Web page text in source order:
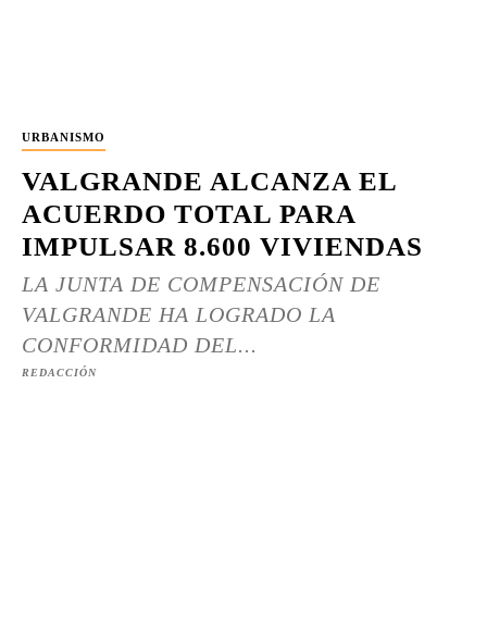
URBANISMO
VALGRANDE ALCANZA EL
ACUERDO TOTAL PARA
IMPULSAR 8.600 VIVIENDAS
LA JUNTA DE COMPENSACIÓN DE
VALGRANDE HA LOGRADO LA
CONFORMIDAD DEL...
REDACCIÓN